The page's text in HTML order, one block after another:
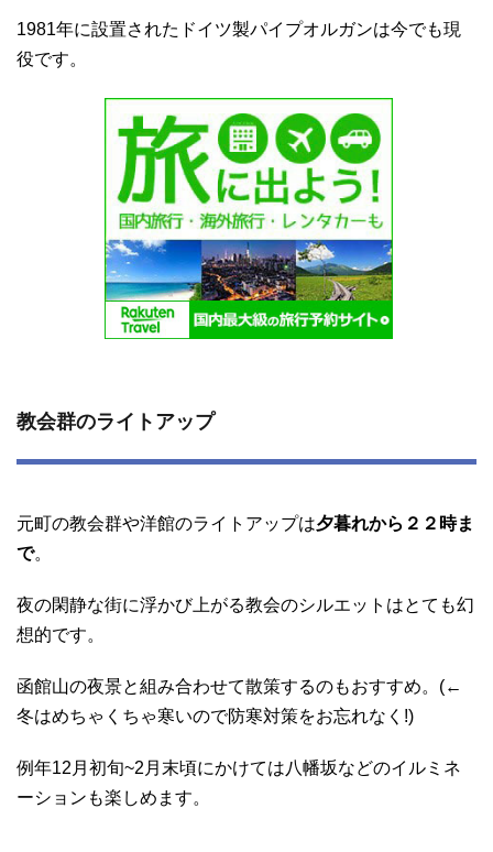
1981年に設置されたドイツ製パイプオルガンは今でも現
役です。
教会群のライトアップ
元町の教会群や洋館のライトアップは夕暮れから２２時ま
で。
夜の閑静な街に浮かび上がる教会のシルエットはとても幻
想的です。
函館山の夜景と組み合わせて散策するのもおすすめ。(←
冬はめちゃくちゃ寒いので防寒対策をお忘れなく!)
例年12月初旬~2月末頃にかけては八幡坂などのイルミネ
ーションも楽しめます。